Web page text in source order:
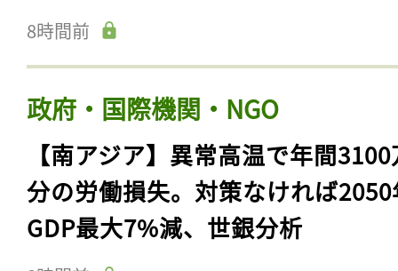
8時間前
政府・国際機関・NGO
【南アジア】異常高温で年間
分の労働損失。対策なければ
GDP最大7%減、世銀分析